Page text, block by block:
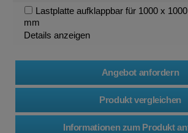
Lastplatte aufklappbar für 1000 x 1000
mm
Details anzeigen